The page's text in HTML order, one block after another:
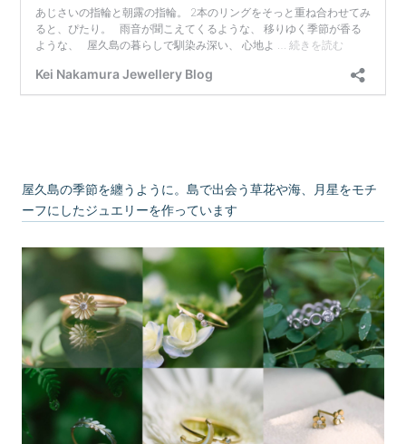
屋久島の季節を纏うように。島で出会う草花や海、月星をモチ
ーフにしたジュエリーを作っています